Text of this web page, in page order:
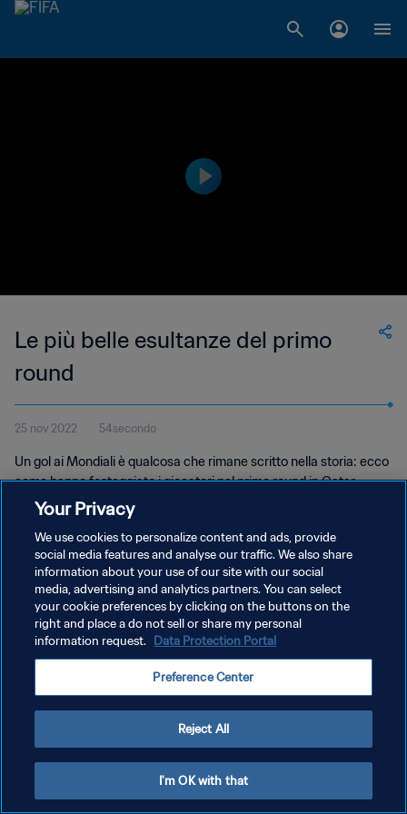
Le più belle esultanze del primo
round
25 nov 2022 54secondo
Un gol ai Mondiali è qualcosa che rimane scritto nella storia: ecco
come hanno festeggiato i giocatori nel primo round in Qatar.
PRIVACY POLICY
TERMINI DI SERVIZIO
GESTISCI LE TUE PREFERENZE PER I COOKIES
Your Privacy
We use cookies to personalize content and ads, provide
social media features and analyse our traffic. We also share
information about your use of our site with our social
media, advertising and analytics partners. You can select
your cookie preferences by clicking on the buttons on the
right and place a do not sell or share my personal
information request. Data Protection Portal
Preference Center
Reject All
I'm OK with that